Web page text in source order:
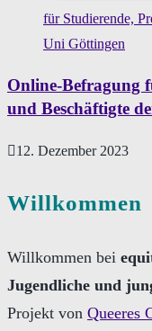
Online-Befragung
und Beschäftigte
12. Dezember 2023
Willkommen
Willkommen bei
Jugendliche und
Projekt von Queeres